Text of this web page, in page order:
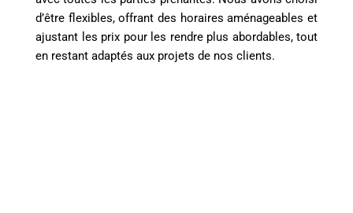
d’être flexibles, offrant des horaires aménageables et
ajustant les prix pour les rendre plus abordables, tout
en restant adaptés aux projets de nos clients.